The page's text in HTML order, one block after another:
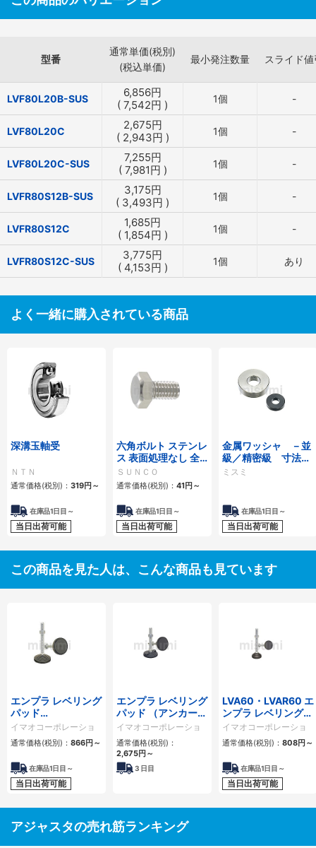
型番
通常単価(税別)
(税込単価)
最小発注数量 スライド
LVF80L20B-SUS 6,856円
( 7,542円 ) 1個 -
LVF80L20C 2,675円
( 2,943円 ) 1個 -
LVF80L20C-SUS 7,255円
( 7,981円 ) 1個 -
LVFR80S12B-SUS 3,175円
( 3,493円 ) 1個 -
LVFR80S12C 1,685円
( 1,854円 ) 1個 -
LVFR80S12C-SUS 3,775円
( 4,153円 ) 1個 あり
よく一緒に購入されている商品
深溝玉軸受
ＮＴＮ
通常価格(税別)： 319円 ～
在庫品1日目～
当日出荷可能
六角ボルト ステンレ
ス 表面処理なし 全
ねじ
ＳＵＮＣＯ
通常価格(税別)： 41円 ～
在庫品1日目～
当日出荷可能
金属ワッシャ －並
級／精密級 寸法フ
リー指定タイプ－
ミスミ
在庫品1日目～
当日出荷可能
この商品を見た人は、こんな商品も見ています
エンプラ レベリング
パッド
（LVA80,LVAR80）
イマオコーポレーショ
ン
通常価格(税別)： 866円 ～
在庫品1日目～
当日出荷可能
エンプラ レベリング
パッド （アンカータ
イプ）
（LVF100,LVFR100）
イマオコーポレーショ
ン
通常価格(税別)：
2,675円 ～
3 日目
LVA60・LVAR60 エ
ンプラ レベリングパ
ッド
イマオコーポレーショ
ン
通常価格(税別)： 808円 ～
在庫品1日目～
当日出荷可能
アジャスタの売れ筋ランキング